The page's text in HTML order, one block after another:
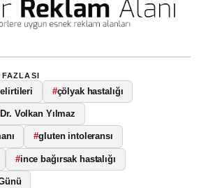
#çölyak hastalığı
Dr. Volkan Yılmaz
#gluten intoleransı
#ince bağırsak hastalığı